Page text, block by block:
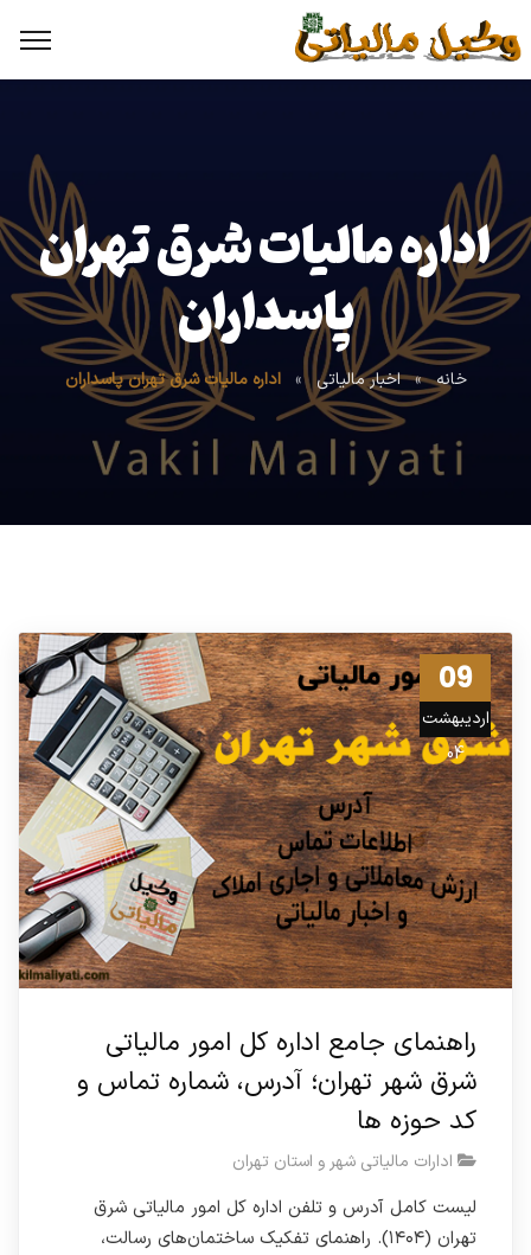
اداره مالیات شرق تهران
پاسداران
خانه » اخبار مالیاتی » اداره مالیات شرق تهران پاسداران
09
اردیبهشت
04
راهنمای جامع اداره کل امور مالیاتی
شرق شهر تهران؛ آدرس، شماره تماس و
کد حوزه ها
ادارات مالیاتی شهر و استان تهران
لیست کامل آدرس و تلفن اداره کل امور مالیاتی شرق
تهران (۱۴۰۴). راهنمای تفکیک ساختمان‌های رسالت،